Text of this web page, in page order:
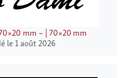
mm – | 70×20 mm
le 1 août 2026